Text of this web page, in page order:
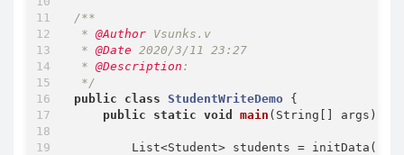
/**
* @Author Vsunks.v
* @Date 2020/3/11 23:27
* @Description :
*/
public
class StudentWriteDemo {
public
static void main (String[] args)
        List<Student> students = initData();